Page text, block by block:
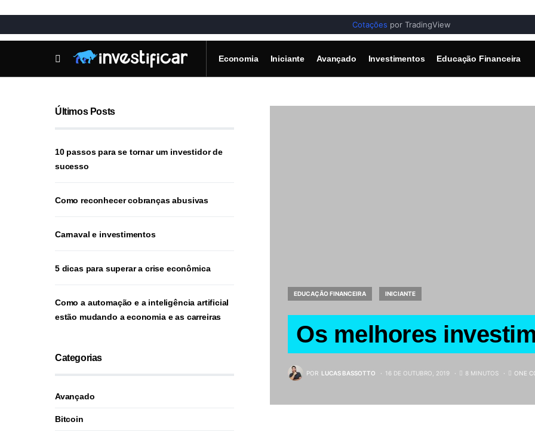
Cotações por TradingView
Economia Iniciante Avançado Investimentos Educação Financeira
EDUCAÇÃO FINANCEIRA INICIANTE
Os melhores
POR LUCAS BASSOTTO 16 DE OUTUBRO, 2019 8 MINUTOS ONE
Últimos Posts
10 passos para se tornar um investidor de
sucesso
Como reconhecer cobranças abusivas
Carnaval e investimentos
5 dicas para superar a crise econômica
Como a automação e a inteligência artificial
estão mudando a economia e as carreiras
Categorias
Avançado
Bitcoin